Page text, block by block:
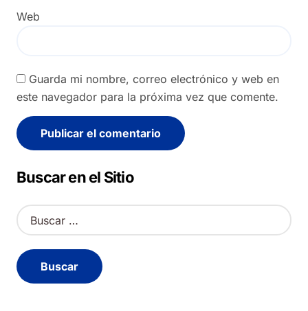
Web
Guarda mi nombre, correo electrónico y web en
este navegador para la próxima vez que comente.
Alternative:
Buscar en el Sitio
B
u
c
a